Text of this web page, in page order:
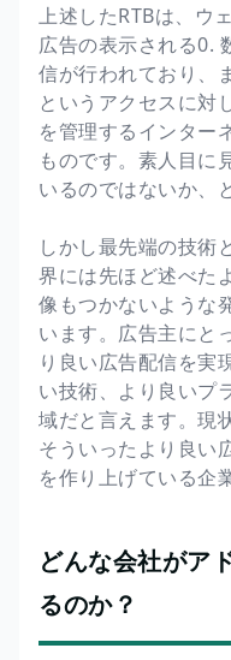
上述したRTBは、ウ
広告の表示される0.
信が行われており、
というアクセスに対
を管理するインター
ものです。素人目に
いるのではないか、
しかし最先端の技術
界には先ほど述べた
像もつかないような
います。広告主にと
り良い広告配信を実
い技術、より良いプ
域だと言えます。現
そういったより良い
を作り上げている企
どんな会社がア
るのか？